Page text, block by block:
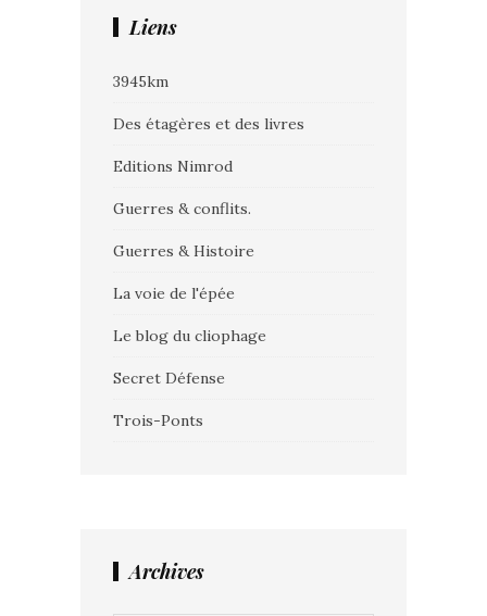
Liens
3945km
Des étagères et des livres
Editions Nimrod
Guerres & conflits.
Guerres & Histoire
La voie de l'épée
Le blog du cliophage
Secret Défense
Trois-Ponts
Archives